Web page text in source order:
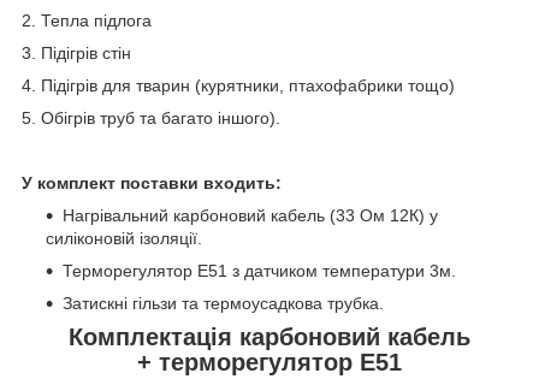
2. Тепла підлога
3. Підігрів стін
4. Підігрів для тварин (курятники, птахофабрики тощо)
5. Обігрів труб та багато іншого).
У комплект поставки входить:
Нагрівальний карбоновий кабель (33 Ом 12К) у
силіконовій ізоляції.
Терморегулятор E51 з датчиком температури 3м.
Затискні гільзи та термоусадкова трубка.
Комплектація карбоновий кабель
+ терморегулятор Е51